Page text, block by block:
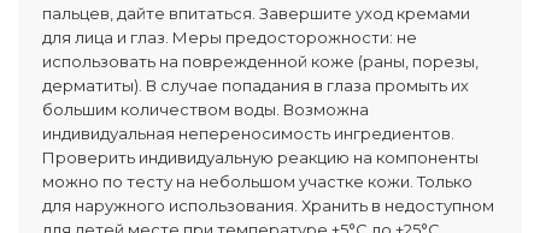
пальцев, дайте впитаться. Завершите уход кремами
для лица и глаз. Меры предосторожности: не
использовать на поврежденной коже (раны, порезы,
дерматиты). В случае попадания в глаза промыть их
большим количеством воды. Возможна
индивидуальная непереносимость ингредиентов.
Проверить индивидуальную реакцию на компоненты
можно по тесту на небольшом участке кожи. Только
для наружного использования. Хранить в недоступном